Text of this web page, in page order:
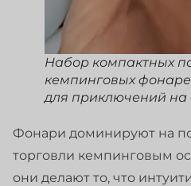
Набор компактных
кемпинговых
для приключений на
Фонари доминируют на
торговли кемпинговым
они делают то, что